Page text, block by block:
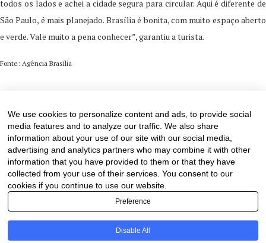
todos os lados e achei a cidade segura para circular. Aqui é diferente de
São Paulo, é mais planejado. Brasília é bonita, com muito espaço aberto
e verde. Vale muito a pena conhecer”, garantiu a turista.
Fonte: Agência Brasília
We use cookies to personalize content and ads, to provide social
media features and to analyze our traffic. We also share
information about your use of our site with our social media,
advertising and analytics partners who may combine it with other
information that you have provided to them or that they have
collected from your use of their services. You consent to our
cookies if you continue to use our website.
Preference
Disable All